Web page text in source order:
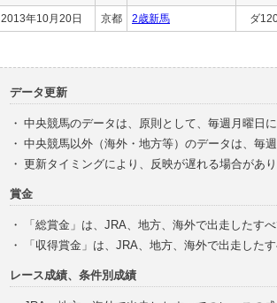
2013年10月20日 京都 2歳新馬 ダ
データ更新
・ 中央競馬のデータは、原則として、毎週月曜日
・ 中央競馬以外（海外・地方等）のデータは、毎
・ 更新タイミングにより、反映が遅れる場合があ
賞金
・
「総賞金」は、JRA、地方、海外で出走したす
・
「収得賞金」は、JRA、地方、海外で出走した
レース成績、条件別成績